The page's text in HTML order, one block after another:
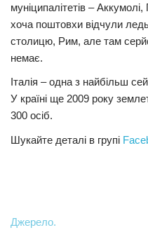
муніципалітетів –
хоча поштовхи відчули
столицю, Рим, але там
немає.
Італія – одна з найбільш
У країні ще 2009 року
300 осіб.
Шукайте деталі в групі
Джерело.